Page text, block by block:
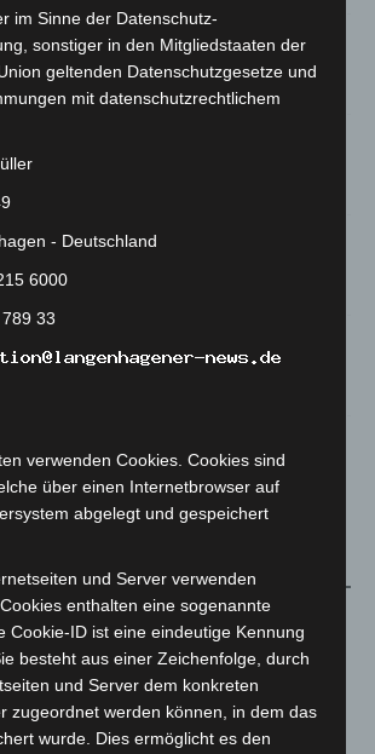
Tigermücken-Population in Niedersachsen
Begegnung“ in Neuwarmbüchen schnell
21 neue Notfallsanitäter starten beim
Ortsteile
im Sinne der Datenschutz-
sonstiger in den Mitgliedstaaten der
geltenden Datenschutzgesetze und
mit datenschutzrechtlichem
- Deutschland
6000
33
verwenden Cookies. Cookies sind
über einen Internetbrowser auf
abgelegt und gespeichert
und Server verwenden
enthalten eine sogenannte
Cookie-ID ist eine eindeutige Kennung
besteht aus einer Zeichenfolge, durch
und Server dem konkreten
zugeordnet werden können, in dem das
wurde. Dies ermöglicht es den